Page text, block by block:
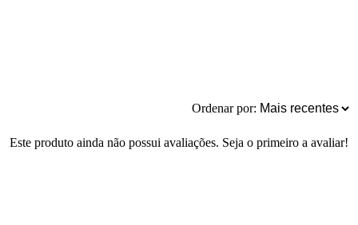
Ordenar por:
Este produto ainda não possui avaliações. Seja o primeiro a avaliar!